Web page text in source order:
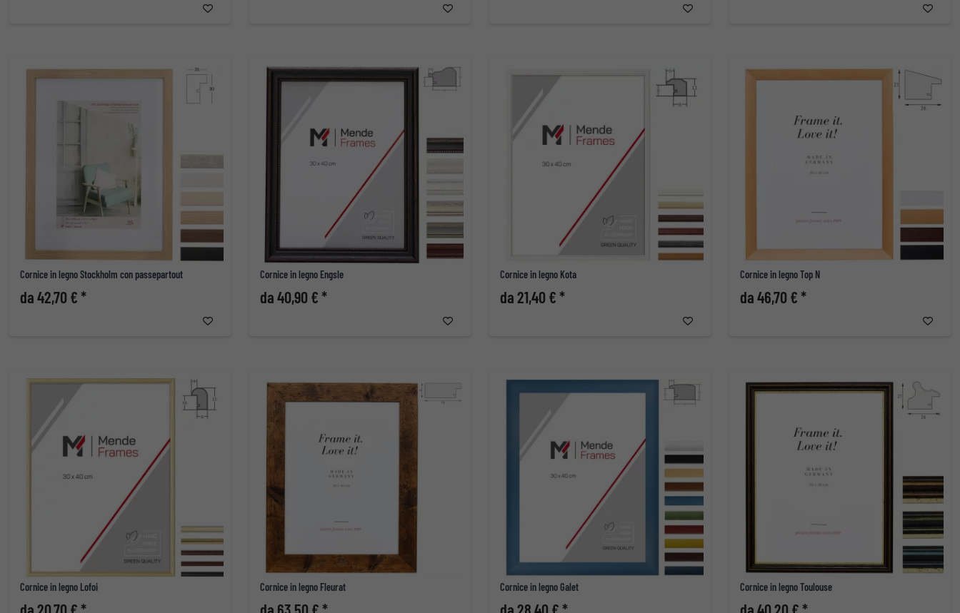
Cornice in legno Stockholm con passepartout
da 42,70 € *
Cornice in legno Engsle
da 40,90 € *
Cornice in legno Kota
da 21,40 € *
Cornice in legno Top N
da 46,70 € *
Cornice in legno Lofoi Cornice in legno Fleurat Cornice in legno Galet Cornice in legno Toulouse